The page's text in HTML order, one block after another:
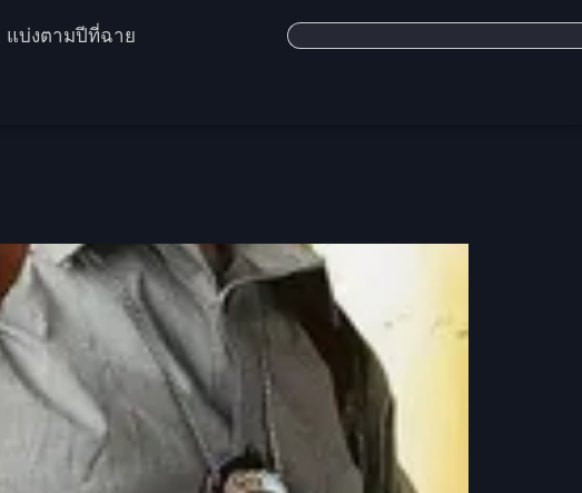
แบ่งตามปีที่ฉาย